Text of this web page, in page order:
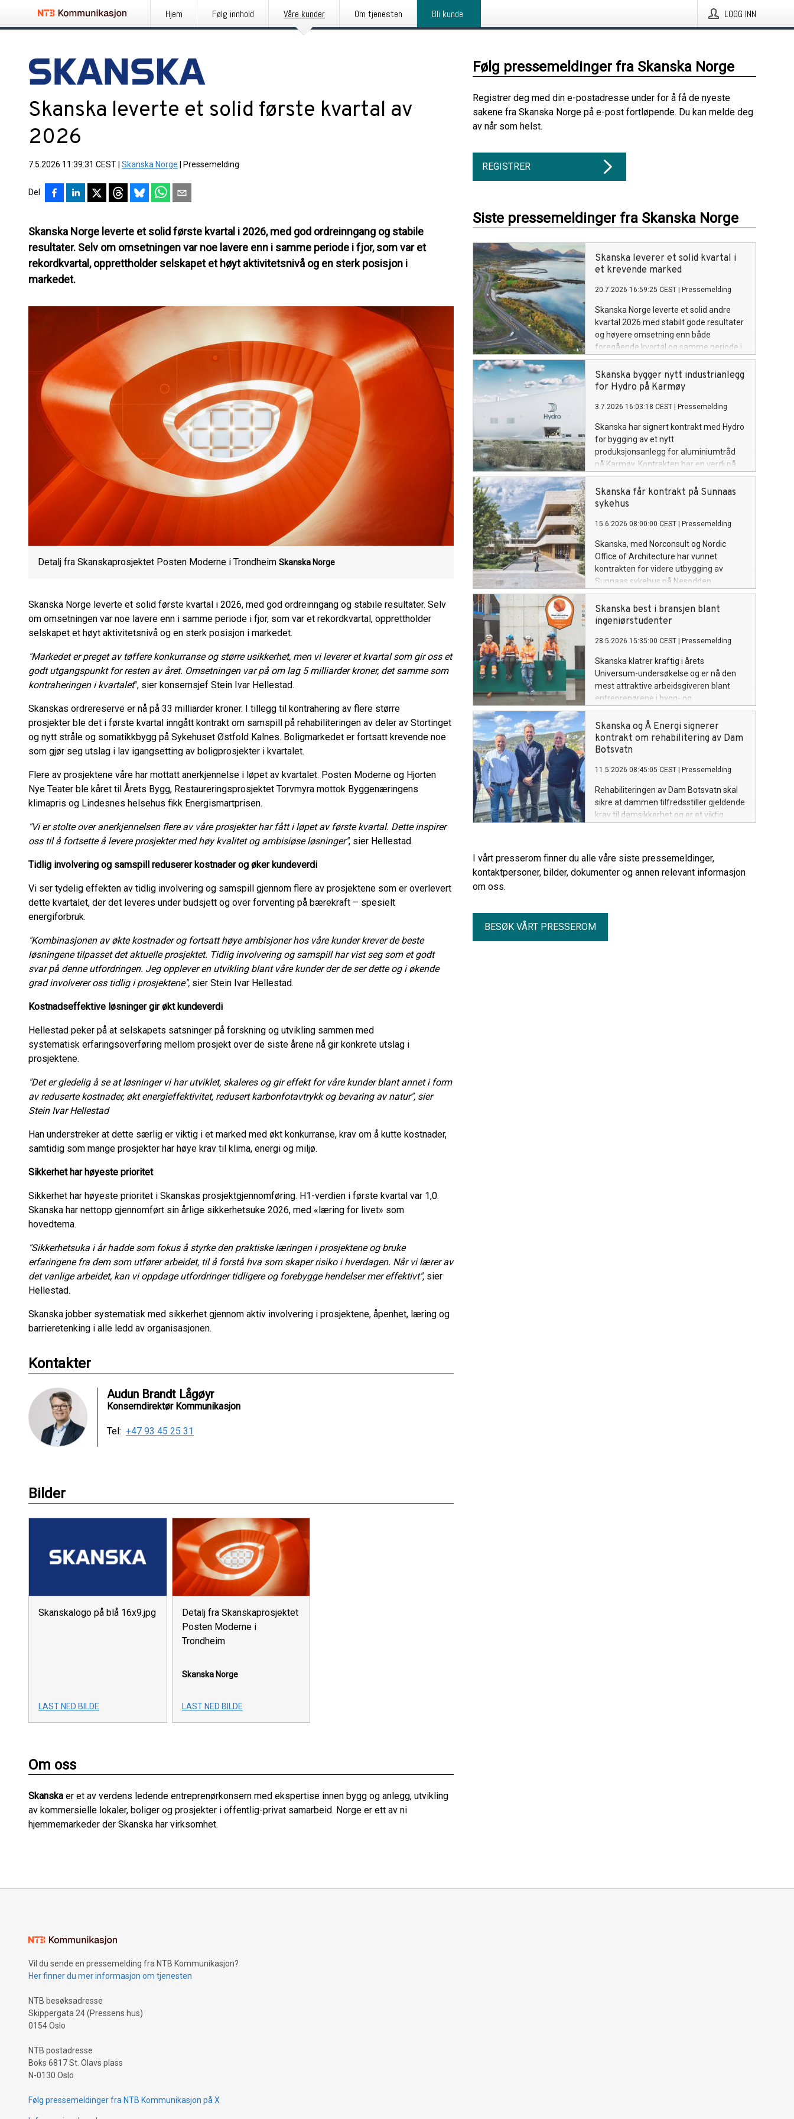
Hjem Følg innhold Våre kunder Om tjenesten Bli kunde LOGG INN
Skanska leverte et solid første kvartal av
2026
7.5.2026 11:39:31 CEST Skanska Norge Pressemelding
Del
Skanska Norge leverte et solid første kvartal i 2026, med god ordreinngang og stabile
resultater. Selv om omsetningen var noe lavere enn i samme periode i fjor, som var et
rekordkvartal, opprettholder selskapet et høyt aktivitetsnivå og en sterk posisjon i
markedet.
Detalj fra Skanskaprosjektet Posten Moderne i Trondheim Skanska Norge
Skanska Norge leverte et solid første kvartal i 2026, med god ordreinngang og stabile resultater. Selv
om omsetningen var noe lavere enn i samme periode i fjor, som var et rekordkvartal, opprettholder
selskapet et høyt aktivitetsnivå og en sterk posisjon i markedet.
"Markedet er preget av tøffere konkurranse og større usikkerhet, men vi leverer et kvartal som gir oss et
godt utgangspunkt for resten av året. Omsetningen var på om lag 5 milliarder kroner, det samme som
kontraheringen i kvartalet", sier konsernsjef Stein Ivar Hellestad.
Skanskas ordrereserve er nå på 33 milliarder kroner. I tillegg til kontrahering av flere større
prosjekter ble det i første kvartal inngått kontrakt om samspill på rehabiliteringen av deler av Stortinget
og nytt stråle og somatikkbygg på Sykehuset Østfold Kalnes. Boligmarkedet er fortsatt krevende noe
som gjør seg utslag i lav igangsetting av boligprosjekter i kvartalet.
Flere av prosjektene våre har mottatt anerkjennelse i løpet av kvartalet. Posten Moderne og Hjorten
Nye Teater ble kåret til Årets Bygg, Restaureringsprosjektet Torvmyra mottok Byggenæringens
klimapris og Lindesnes helsehus fikk Energismartprisen.
"Vi er stolte over anerkjennelsen flere av våre prosjekter har fått i løpet av første kvartal. Dette inspirer
oss til å fortsette å levere prosjekter med høy kvalitet og ambisiøse løsninger", sier Hellestad.
Tidlig involvering og samspill reduserer kostnader og øker kundeverdi
Vi ser tydelig effekten av tidlig involvering og samspill gjennom flere av prosjektene som er overlevert
dette kvartalet, der det leveres under budsjett og over forventing på bærekraft – spesielt
energiforbruk.
"Kombinasjonen av økte kostnader og fortsatt høye ambisjoner hos våre kunder krever de beste
løsningene tilpasset det aktuelle prosjektet. Tidlig involvering og samspill har vist seg som et godt
svar på denne utfordringen. Jeg opplever en utvikling blant våre kunder der de ser dette og i økende
grad involverer oss tidlig i prosjektene", sier Stein Ivar Hellestad.
Kostnadseffektive løsninger gir økt kundeverdi
Hellestad peker på at selskapets satsninger på forskning og utvikling sammen med
systematisk erfaringsoverføring mellom prosjekt over de siste årene nå gir konkrete utslag i
prosjektene.
"Det er gledelig å se at løsninger vi har utviklet, skaleres og gir effekt for våre kunder blant annet i form
av reduserte kostnader, økt energieffektivitet, redusert karbonfotavtrykk og bevaring av natur", sier
Stein Ivar Hellestad
Han understreker at dette særlig er viktig i et marked med økt konkurranse, krav om å kutte kostnader,
samtidig som mange prosjekter har høye krav til klima, energi og miljø.
Sikkerhet har høyeste prioritet
Sikkerhet har høyeste prioritet i Skanskas prosjektgjennomføring. H1-verdien i første kvartal var 1,0.
Skanska har nettopp gjennomført sin årlige sikkerhetsuke 2026, med «læring for livet» som
hovedtema.
"Sikkerhetsuka i år hadde som fokus å styrke den praktiske læringen i prosjektene og bruke
erfaringene fra dem som utfører arbeidet, til å forstå hva som skaper risiko i hverdagen. Når vi lærer av
det vanlige arbeidet, kan vi oppdage utfordringer tidligere og forebygge hendelser mer effektivt", sier
Hellestad.
Skanska jobber systematisk med sikkerhet gjennom aktiv involvering i prosjektene, åpenhet, læring og
barrieretenking i alle ledd av organisasjonen.
Kontakter
Audun Brandt Lågøyr
Konserndirektør Kommunikasjon
Tel: +47 93 45 25 31
Bilder
Skanskalogo på blå 16x9.jpg
LAST NED BILDE
Detalj fra Skanskaprosjektet
Posten Moderne i
Trondheim
Skanska Norge
LAST NED BILDE
Om oss
Skanska er et av verdens ledende entreprenørkonsern med ekspertise innen bygg og anlegg, utvikling
av kommersielle lokaler, boliger og prosjekter i offentlig-privat samarbeid. Norge er ett av ni
hjemmemarkeder der Skanska har virksomhet.
Følg pressemeldinger fra Skanska Norge
Registrer deg med din e-postadresse under for å få de nyeste
sakene fra Skanska Norge på e-post fortløpende. Du kan melde deg
av når som helst.
REGISTRER
Siste pressemeldinger fra Skanska Norge
Skanska leverer et solid kvartal i
et krevende marked
20.7.2026 16:59:25 CEST Pressemelding
Skanska Norge leverte et solid andre
kvartal 2026 med stabilt gode resultater
og høyere omsetning enn både
foregående kvartal og samme periode i
fjor.
Skanska bygger nytt industrianlegg
for Hydro på Karmøy
3.7.2026 16:03:18 CEST Pressemelding
Skanska har signert kontrakt med Hydro
for bygging av et nytt
produksjonsanlegg for aluminiumtråd
på Karmøy. Kontrakten har en verdi på
om lag 1,1 milliarder kroner og vil bli
bokført i tredje kvartal 2026.
Skanska får kontrakt på Sunnaas
sykehus
15.6.2026 08:00:00 CEST Pressemelding
Skanska, med Norconsult og Nordic
Office of Architecture har vunnet
kontrakten for videre utbygging av
Sunnaas sykehus på Nesodden.
Prosjektet skal gi et mer moderne
rehabiliteringstilbud for pasienter fra
hele landet.
Skanska best i bransjen blant
ingeniørstudenter
28.5.2026 15:35:00 CEST Pressemelding
Skanska klatrer kraftig i årets
Universum-undersøkelse og er nå den
mest attraktive arbeidsgiveren blant
entreprenørene i bygg- og
anleggsnæringen.
Skanska og Å Energi signerer
kontrakt om rehabilitering av Dam
Botsvatn
11.5.2026 08:45:05 CEST Pressemelding
Rehabiliteringen av Dam Botsvatn skal
sikre at dammen tilfredsstiller gjeldende
krav til damsikkerhet og er et viktig
regionen. Dam Botsvatn tilhører et
sentralt regulerings- og inntaksmagasin
i Otravassdraget.
I vårt presserom finner du alle våre siste pressemeldinger,
kontaktpersoner, bilder, dokumenter og annen relevant informasjon
om oss.
BESØK VÅRT PRESSEROM
Vil du sende en pressemelding fra NTB Kommunikasjon?
Her finner du mer informasjon om tjenesten
NTB besøksadresse
Skippergata 24 (Pressens hus)
0154 Oslo
NTB postadresse
Boks 6817 St. Olavs plass
N-0130 Oslo
Følg pressemeldinger fra NTB Kommunikasjon på X